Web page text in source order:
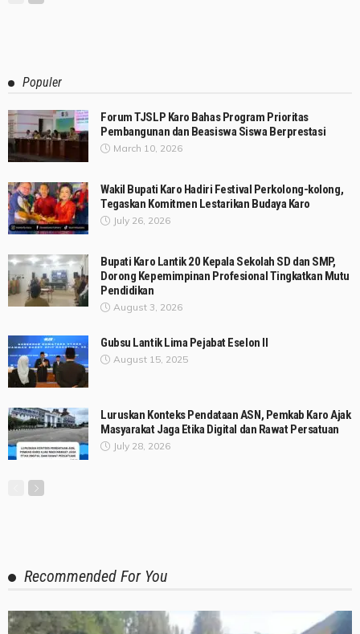
Populer
Forum TJSLP Karo Bahas Program Prioritas
Pembangunan dan Beasiswa Siswa Berprestasi
March 10, 2026
Wakil Bupati Karo Hadiri Festival Perkolong-kolong,
Tegaskan Komitmen Lestarikan Budaya Karo
July 26, 2026
Bupati Karo Lantik 20 Kepala Sekolah SD dan SMP,
Dorong Kepemimpinan Profesional Tingkatkan Mutu
Pendidikan
August 3, 2026
Gubsu Lantik Lima Pejabat Eselon II
August 15, 2025
Luruskan Konteks Pendataan ASN, Pemkab Karo Ajak
Masyarakat Jaga Etika Digital dan Rawat Persatuan
July 28, 2026
Recommended For You